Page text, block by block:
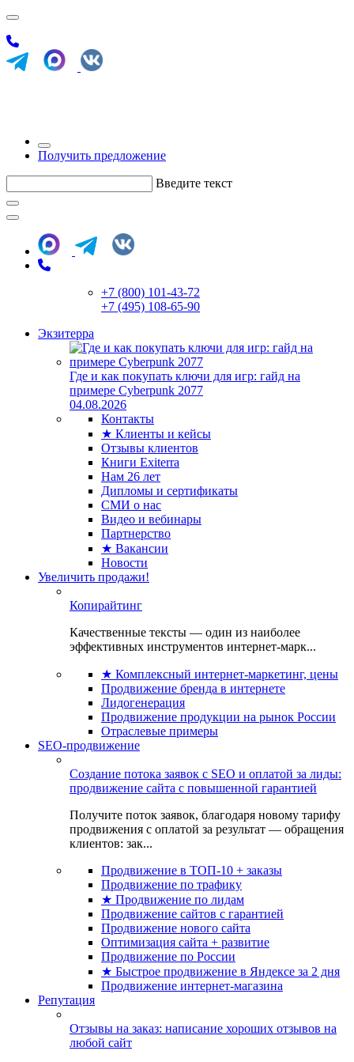
Получить предложение
Введите текст
+7 (800) 101-43-72
+7 (495) 108-65-90
Экзитерра
Где и как покупать ключи для игр: гайд на
примере Cyberpunk 2077
04.08.2026
Контакты
★ Клиенты и кейсы
Отзывы клиентов
Книги Exiterra
Нам 26 лет
Дипломы и сертификаты
СМИ о нас
Видео и вебинары
Партнерство
★ Вакансии
Новости
Увеличить продажи!
Копирайтинг
Качественные тексты — один из наиболее
эффективных инструментов интернет-марк...
★ Комплексный интернет-маркетинг, цены
Продвижение бренда в интернете
Лидогенерация
Продвижение продукции на рынок России
Отраслевые примеры
SEO-продвижение
Создание потока заявок с SEO и оплатой за лиды:
продвижение сайта с повышенной гарантией
Получите поток заявок, благодаря новому тарифу
продвижения с оплатой за результат — обращения
клиентов: зак...
Продвижение в ТОП-10 + заказы
Продвижение по трафику
★ Продвижение по лидам
Продвижение сайтов с гарантией
Продвижение нового сайта
Оптимизация сайта + развитие
Продвижение по России
★ Быстрое продвижение в Яндексе за 2 дня
Продвижение интернет-магазина
Репутация
Отзывы на заказ: написание хороших отзывов на
любой сайт